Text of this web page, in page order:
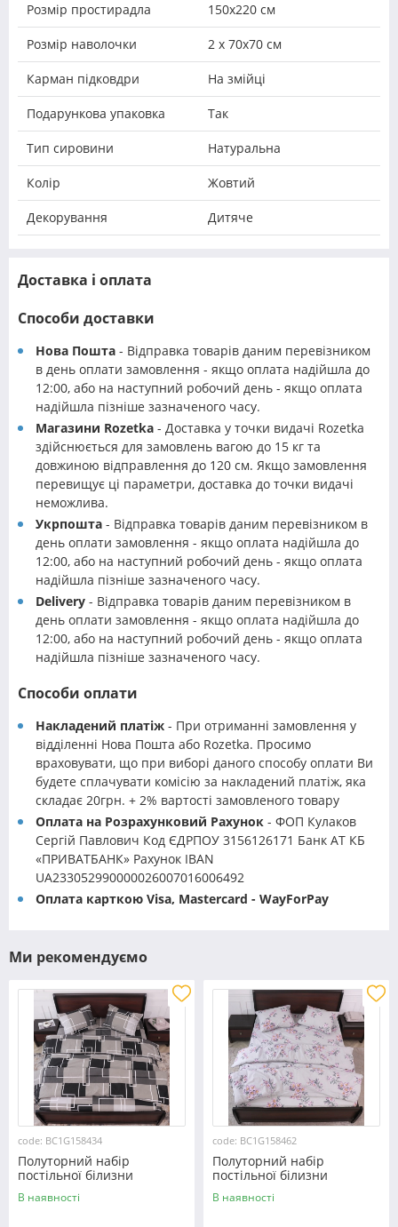
Розмір простирадла 150х220 см
Розмір наволочки 2 х 70х70 см
Карман підковдри На змійці
Подарункова упаковка Так
Тип сировини Натуральна
Колір Жовтий
Декорування Дитяче
Доставка і оплата
Способи доставки
Нова Пошта - Відправка товарів даним перевізником
в день оплати замовлення - якщо оплата надійшла до
12:00, або на наступний робочий день - якщо оплата
надійшла пізніше зазначеного часу.
Магазини Rozetka - Доставка у точки видачі Rozetka
здійснюється для замовлень вагою до 15 кг та
довжиною відправлення до 120 см. Якщо замовлення
перевищує ці параметри, доставка до точки видачі
неможлива.
Укрпошта - Відправка товарів даним перевізником в
день оплати замовлення - якщо оплата надійшла до
12:00, або на наступний робочий день - якщо оплата
надійшла пізніше зазначеного часу.
Delivery - Відправка товарів даним перевізником в
день оплати замовлення - якщо оплата надійшла до
12:00, або на наступний робочий день - якщо оплата
надійшла пізніше зазначеного часу.
Способи оплати
Накладений платіж - При отриманні замовлення у
відділенні Нова Пошта або Rozetka. Просимо
враховувати, що при виборі даного способу оплати Ви
будете сплачувати комісію за накладений платіж, яка
складає 20грн. + 2% вартості замовленого товару
Оплата на Розрахунковий Рахунок - ФОП Кулаков
Сергій Павлович Код ЄДРПОУ 3156126171 Банк АТ КБ
«ПРИВАТБАНК» Рахунок IBAN
UA233052990000026007016006492
Оплата карткою Visa, Mastercard - WayForPay
Ми рекомендуємо
code: BC1G158434
Полуторний набір
постільної білизни
150*220 із Бязі "Gold"
№158434 Черешенка™
В наявності
code: BC1G158462
Полуторний набір
постільної білизни
150*220 із Бязі "Gold"
№158462 Черешенька™
В наявності